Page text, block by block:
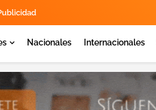
Nacionales Internacionales